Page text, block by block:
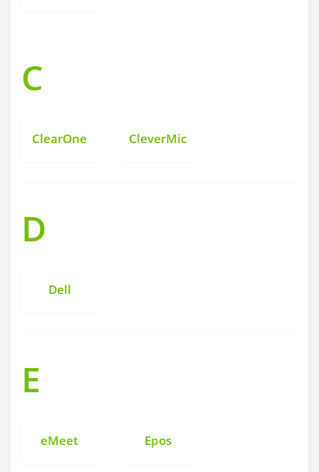
C
ClearOne CleverMic
D
Dell
E
eMeet Epos